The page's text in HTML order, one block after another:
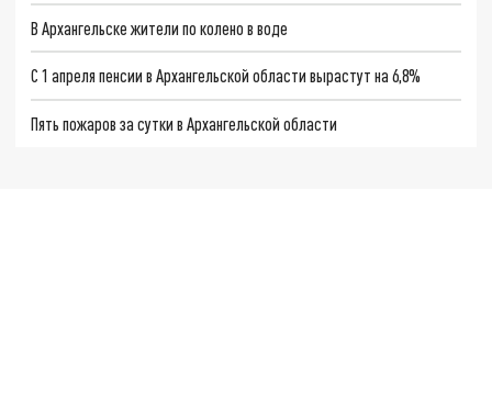
В Архангельске жители по колено в воде
С 1 апреля пенсии в Архангельской области вырастут на 6,8%
Пять пожаров за сутки в Архангельской области